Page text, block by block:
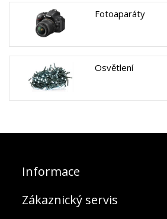
Fotoaparáty
Osvětlení
Informace
Zákaznický servis